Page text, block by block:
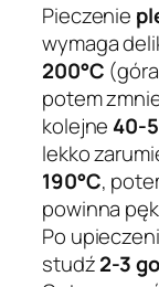
Pieczenie
wymaga
200°C
potem
kolejne 40-
lekko
190°C,
powinna
Po
studź2-3